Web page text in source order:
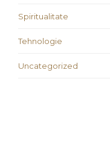
Spiritualitate
Tehnologie
Uncategorized